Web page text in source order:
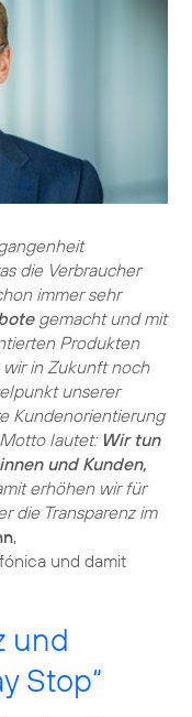
die Verbraucher
immer sehr
gemacht und mit
Produkten
in Zukunft noch
unserer
Kundenorientierung
lautet: Wir tun
und Kunden,
erhöhen wir für
die Transparenz im
,
und damit
und
Stop“